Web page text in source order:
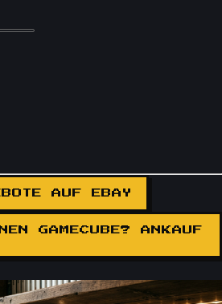
AUF EBAY
GAMECUBE? ANKAUF